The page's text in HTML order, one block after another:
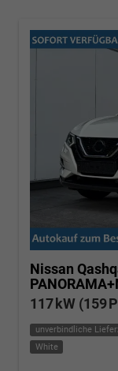
Nissan
117 kW (159
unverbindliche
White